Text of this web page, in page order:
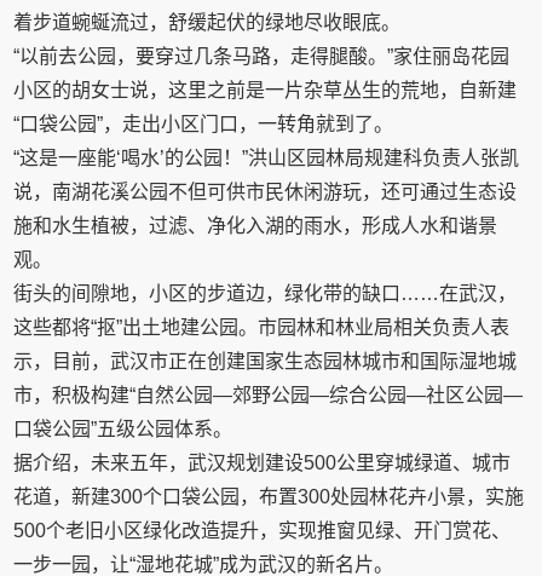
着步道蜿蜒流过，舒缓起伏的绿地尽收眼底。
“以前去公园，要穿过几条马路，走得腿酸。”家住丽岛花园
小区的胡女士说，这里之前是一片杂草丛生的荒地，自新建
“口袋公园”，走出小区门口，一转角就到了。
“这是一座能‘喝水’的公园！”洪山区园林局规建科负责人张凯
说，南湖花溪公园不但可供市民休闲游玩，还可通过生态设
施和水生植被，过滤、净化入湖的雨水，形成人水和谐景
观。
街头的间隙地，小区的步道边，绿化带的缺口……在武汉，
这些都将“抠”出土地建公园。市园林和林业局相关负责人表
示，目前，武汉市正在创建国家生态园林城市和国际湿地城
市，积极构建“自然公园—郊野公园—综合公园—社区公园—
口袋公园”五级公园体系。
据介绍，未来五年，武汉规划建设500公里穿城绿道、城市
花道，新建300个口袋公园，布置300处园林花卉小景，实施
500个老旧小区绿化改造提升，实现推窗见绿、开门赏花、
一步一园，让“湿地花城”成为武汉的新名片。